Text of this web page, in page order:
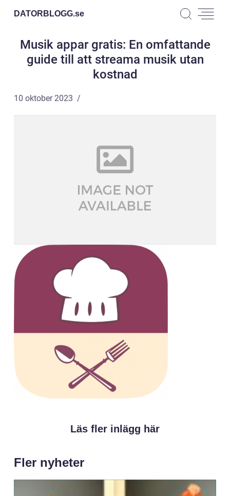
DATORBLOGG.se
Musik appar gratis: En omfattande
guide till att streama musik utan
kostnad
10 oktober 2023
Läs fler inlägg här
Fler nyheter